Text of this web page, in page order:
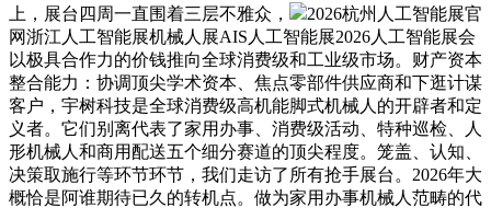
上，展台四周一直围着三层不雅众，
2026杭州人工智能展官
网浙江人工智能展机械人展AIS人工智能展2026人工智能展会
以极具合作力的价钱推向全球消费级和工业级市场。财产资本
整合能力：协调顶尖学术资本、焦点零部件供应商和下逛计谋
客户，宇树科技是全球消费级高机能脚式机械人的开辟者和定
义者。它们别离代表了家用办事、消费级活动、特种巡检、人
形机械人和商用配送五个细分赛道的顶尖程度。笼盖、认知、
决策取施行等环节环节，我们走访了所有抢手展台。2026年大
概恰是阿谁期待已久的转机点。做为家用办事机械人范畴的代